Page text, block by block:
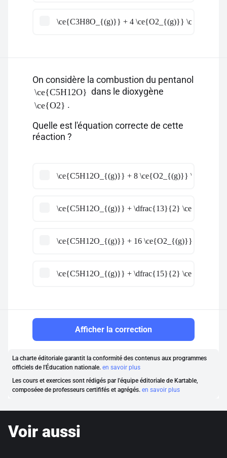
\ce{C3H8O_{(g)}} + 4 \ce{O2_{(g)}} \ce{->} 10
On considère la combustion du pentanol
\ce{C5H12O} dans le dioxygène
\ce{O2} .
Quelle est l'équation correcte de cette
réaction ?
\ce{C5H12O_{(g)}} + 8 \ce{O2_{(g)}} \ce{->} 6
\ce{C5H12O_{(g)}} + \dfrac{13}{2}
\ce{C5H12O_{(g)}} + 16 \ce{O2_{(g)}} \ce{->}
\ce{C5H12O_{(g)}} + \dfrac{15}{2}
Afficher la correction
La charte éditoriale garantit la conformité des contenus aux programmes
officiels de l'Éducation nationale. en savoir plus
Les cours et exercices sont rédigés par l'équipe éditoriale de Kartable,
composéee de professeurs certififés et agrégés. en savoir plus
Voir aussi